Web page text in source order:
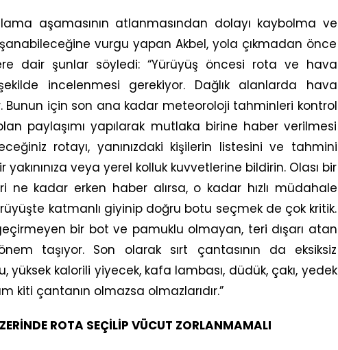
aşamasının atlanmasından dolayı kaybolma ve
vurgu yapan Akbel, yola çıkmadan önce
dair şunlar söyledi: “Yürüyüş öncesi rota ve hava
incelenmesi gerekiyor. Dağlık alanlarda hava
Bunun için son ana kadar meteoroloji tahminleri kontrol
paylaşımı yapılarak mutlaka birine haber verilmesi
rotayı, yanınızdaki kişilerin listesini ve tahmini
veya yerel kolluk kuvvetlerine bildirin. Olası bir
ne kadar erken haber alırsa, o kadar hızlı müdahale
katmanlı giyinip doğru botu seçmek de çok kritik.
bir bot ve pamuklu olmayan, teri dışarı atan
taşıyor. Son olarak sırt çantasının da eksiksiz
yüksek kalorili yiyecek, kafa lambası, düdük, çakı, yedek
kiti çantanın olmazsa olmazlarıdır.”
ROTA SEÇİLİP VÜCUT ZORLANMAMALI